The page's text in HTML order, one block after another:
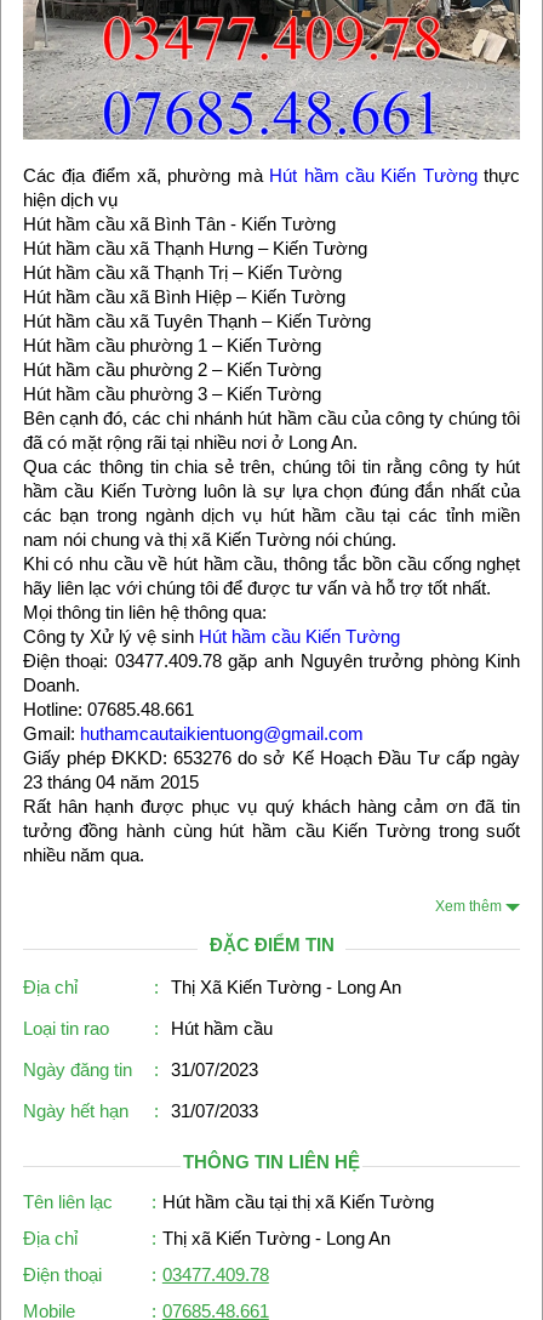
Các địa điểm xã, phường mà Hút hầm cầu Kiến Tườngthực
hiện dịch vụ
Hút hầm cầu xã Bình Tân - Kiến Tường
Hút hầm cầu xã Thạnh Hưng – Kiến Tường
Hút hầm cầu xã Thạnh Trị – Kiến Tường
Hút hầm cầu xã Bình Hiệp – Kiến Tường
Hút hầm cầu xã Tuyên Thạnh – Kiến Tường
Hút hầm cầu phường 1 – Kiến Tường
Hút hầm cầu phường 2 – Kiến Tường
Hút hầm cầu phường 3 – Kiến Tường
Bên cạnh đó, các chi nhánh hút hầm cầu của công ty chúng tôi
đã có mặt rộng rãi tại nhiều nơi ở Long An.
Qua các thông tin chia sẻ trên, chúng tôi tin rằng công ty hút
hầm cầu Kiến Tường luôn là sự lựa chọn đúng đắn nhất của
các bạn trong ngành dịch vụ hút hầm cầu tại các tỉnh miền
nam nói chung và thị xã Kiến Tường nói chúng.
Khi có nhu cầu về hút hầm cầu, thông tắc bồn cầu cống nghẹt
hãy liên lạc với chúng tôi để được tư vấn và hỗ trợ tốt nhất.
Mọi thông tin liên hệ thông qua:
Công ty Xử lý vệ sinh Hút hầm cầu Kiến Tường
Điện thoại: 03477.409.78 gặp anh Nguyên trưởng phòng Kinh
Doanh.
Hotline: 07685.48.661
Gmail: huthamcautaikientuong@gmail.com
Giấy phép ĐKKD: 653276 do sở Kế Hoạch Đầu Tư cấp ngày
23 tháng 04 năm 2015
Rất hân hạnh được phục vụ quý khách hàng cảm ơn đã tin
tưởng đồng hành cùng hút hầm cầu Kiến Tường trong suốt
nhiều năm qua.
Xem thêm
ĐẶC ĐIỂM TIN
Địa chỉ :
Thị Xã Kiến Tường - Long An
Loại tin rao
:
Hút hầm cầu
Ngày đăng tin
:
31/07/2023
Ngày hết hạn
: 31/07/2033
THÔNG TIN LIÊN HỆ
Tên liên lạc
: Hút hầm cầu tại thị xã Kiến Tường
Địa chỉ
: Thị xã Kiến Tường - Long An
Điện thoại
: 03477.409.78
Mobile
: 07685.48.661